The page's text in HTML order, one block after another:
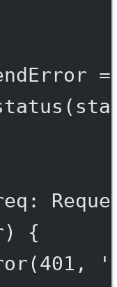
=
:
{
(401 ,